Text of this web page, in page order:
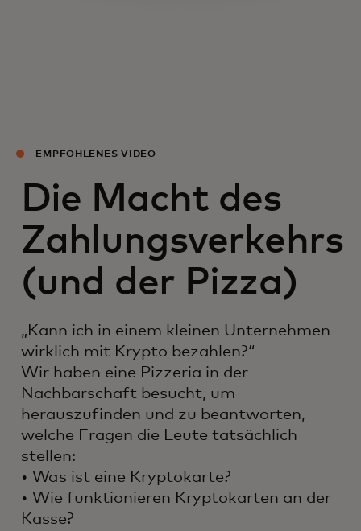
EMPFOHLENES VIDEO
Die Macht des
Zahlungsverkehrs
(und der Pizza)
„Kann ich in einem kleinen Unternehmen
wirklich mit Krypto bezahlen?“
Wir haben eine Pizzeria in der
Nachbarschaft besucht, um
herauszufinden und zu beantworten,
welche Fragen die Leute tatsächlich
stellen:
• Was ist eine Kryptokarte?
• Wie funktionieren Kryptokarten an der
Kasse?